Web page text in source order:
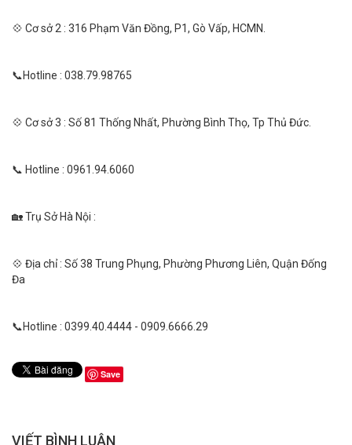
💠 Cơ sở 2 : 316 Phạm Văn Đồng, P1, Gò Vấp, HCMN.
📞Hotline : 038.79.98765
💠 Cơ sở 3 : Số 81 Thống Nhất, Phường Bình Thọ, Tp Thủ Đức.
📞 Hotline : 0961.94.6060
🏡 Trụ Sở Hà Nội :
💠 Địa chỉ : Số 38 Trung Phụng, Phường Phương Liên, Quận Đống
Đa
📞Hotline : 0399.40.4444 - 0909.6666.29
Save
VIẾT BÌNH LUẬN